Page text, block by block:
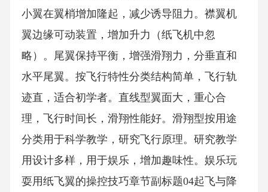
小翼在翼梢增加隆起，减少诱导阻力。襟翼机
翼边缘可动装置，增加升力（纸飞机中忽
略）。尾翼保持平衡，增强滑翔力，分垂直和
水平尾翼。按飞行特性分类结构简单，飞行轨
迹直，适合初学者。直线型翼面大，重心合
理，飞行时间长，滑翔性能好。滑翔型按用途
分类用于科学教学，研究飞行原理。研究教学
用设计多样，用于娱乐，增加趣味性。娱乐玩
耍用纸飞翼的操控技巧章节副标题04起飞与降